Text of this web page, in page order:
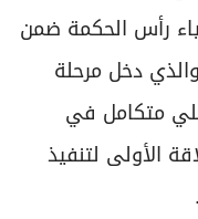
رأس الحكمة ضمن
دخل مرحلة
متكامل في
الأولى لتنفيذ